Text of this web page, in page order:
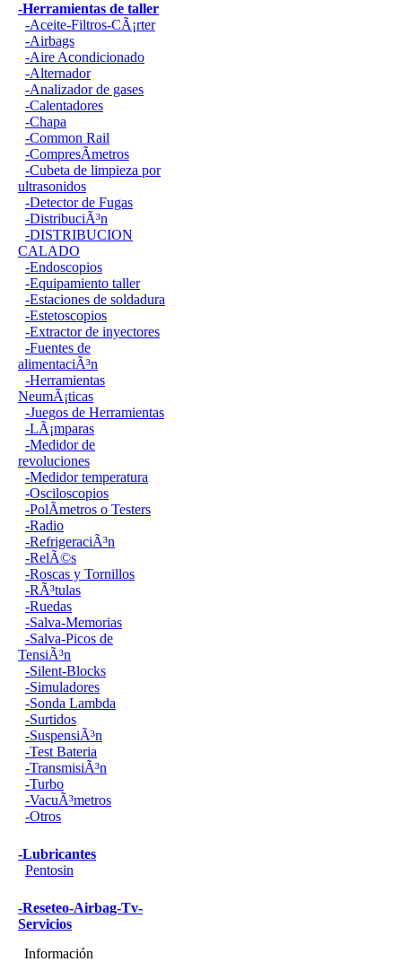
-Herramientas de taller
-Aceite-Filtros-CÃ¡rter
-Airbags
-Aire Acondicionado
-Alternador
-Analizador de gases
-Calentadores
-Chapa
-Common Rail
-CompresÃ­metros
-Cubeta de limpieza por
ultrasonidos
-Detector de Fugas
-DistribuciÃ³n
-DISTRIBUCION
CALADO
-Endoscopios
-Equipamiento taller
-Estaciones de soldadura
-Estetoscopios
-Extractor de inyectores
-Fuentes de
alimentaciÃ³n
-Herramientas
NeumÃ¡ticas
-Juegos de Herramientas
-LÃ¡mparas
-Medidor de
revoluciones
-Medidor temperatura
-Osciloscopios
-PolÃ­metros o Testers
-Radio
-RefrigeraciÃ³n
-RelÃ©s
-Roscas y Tornillos
-RÃ³tulas
-Ruedas
-Salva-Memorias
-Salva-Picos de
TensiÃ³n
-Silent-Blocks
-Simuladores
-Sonda Lambda
-Surtidos
-SuspensiÃ³n
-Test Bateria
-TransmisiÃ³n
-Turbo
-VacuÃ³metros
-Otros
-Lubricantes
Pentosin
-Reseteo-Airbag-Tv-
Servicios
Información